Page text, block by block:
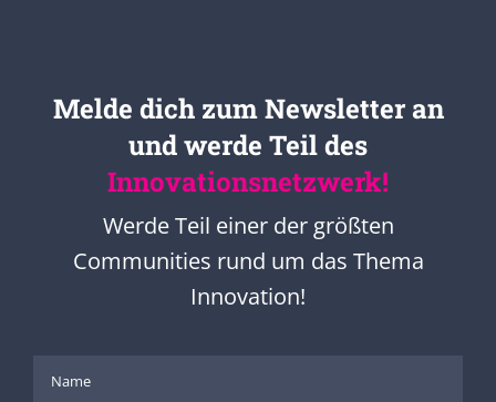
Melde dich zum Newsletter an
und werde Teil des
Innovationsnetzwerk!
Werde Teil einer der größten
Communities rund um das Thema
Innovation!